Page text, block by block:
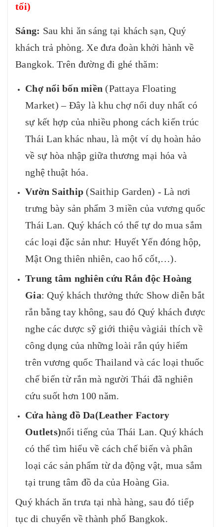
tối)
Sáng: Sau khi ăn sáng tại khách sạn, Quý
khách trả phòng. Xe đưa đoàn khởi hành về
Bangkok. Trên đường đi ghé thăm:
Chợ nổi bốn miền (Pattaya Floating
Market) – Đây là khu chợ nổi duy nhất có
sự kết hợp của nhiều phong cách kiến trúc
Thái Lan khác nhau, là một ví dụ hoàn hảo
về sự hòa nhập giữa thương mại hóa và
nghệ thuật hóa.
Vườn Saithip (Saithip Garden) - Là nơi
trưng bày sản phẩm 3 miền của vương quốc
Thái Lan. Quý khách có thể tự do mua sắm
các loại đặc sản như: Huyết Yến đóng hộp,
Mật Ong thiên nhiên, cao hổ cốt,…).
Trung tâm nghiên cứu Rắn độc Hoàng
Gia: Quý khách thưởng thức Show diễn bắt
rắn bằng tay không, sau đó Quý khách được
nghe các dược sỹ giới thiệu vàgiải thích về
công dụng của những loài rắn qúy hiếm
trên vương quốc Thailand và các loại thuốc
chế biến từ rắn mà người Thái đã nghiên
cứu suốt hơn 100 năm.
Cửa hàng đồ Da(Leather Factory
Outlets)nổi tiếng của Thái Lan. Quý khách
có thể tìm hiểu về cách chế biến và phân
loại các sản phẩm từ da động vật, mua sắm
tại trung tâm đồ da của Hoàng Gia.
Quý khách ăn trưa tại nhà hàng, sau đó tiếp
tục di chuyển về thành phố Bangkok.